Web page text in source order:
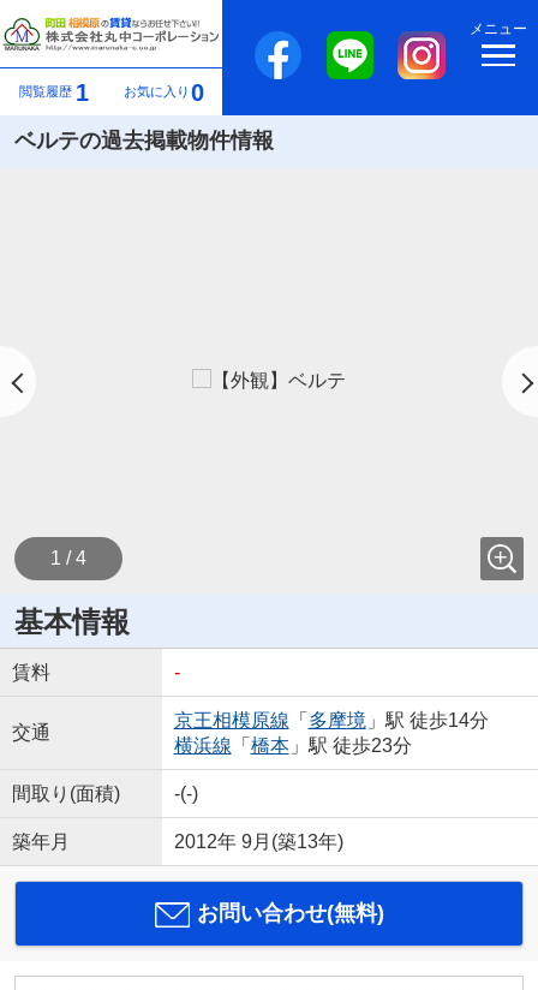
閲覧履歴 1 お気に入り 0
メニュー
ベルテの過去掲載物件情報
1 / 4
基本情報
賃料 -
交通
京王相模原線 「 多摩境 」駅 徒歩14分
横浜線 「 橋本」駅 徒歩23分
間取り(面積) -(-)
築年月 2012年 9月(築13年)
お問い合わせ(無料)